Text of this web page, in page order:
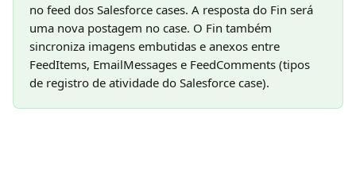
no feed dos Salesforce cases. A resposta do Fin será
uma nova postagem no case. O Fin também
sincroniza imagens embutidas e anexos entre
FeedItems, EmailMessages e FeedComments (tipos
de registro de atividade do Salesforce case).